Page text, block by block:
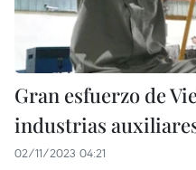
Gran esfuerzo de
industrias
02/11/2023 04:21